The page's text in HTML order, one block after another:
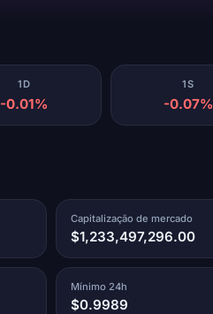
1D
-0.01%
1S
-0.07%
Capitalização de mercado
$1,233,497,296.00
Mínimo 24h
$0.9989